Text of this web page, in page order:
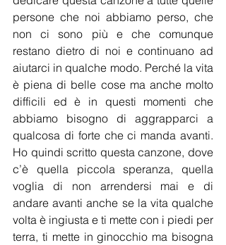
persone che noi abbiamo perso, che
non ci sono più e che comunque
restano dietro di noi e continuano ad
aiutarci in qualche modo. Perché la vita
è piena di belle cose ma anche molto
difficili ed è in questi momenti che
abbiamo bisogno di aggrapparci a
qualcosa di forte che ci manda avanti.
Ho quindi scritto questa canzone, dove
c’è quella piccola speranza, quella
voglia di non arrendersi mai e di
andare avanti anche se la vita qualche
volta è ingiusta e ti mette con i piedi per
terra, ti mette in ginocchio ma bisogna